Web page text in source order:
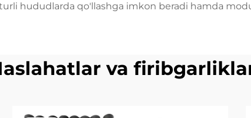
hududlarda qo'llashga imkon beradi hamda
va